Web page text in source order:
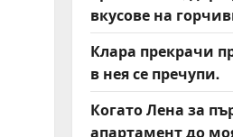
вкусове на
Клара прекрачи
в нея се пречупи.
Когато Лена за
апартамент до